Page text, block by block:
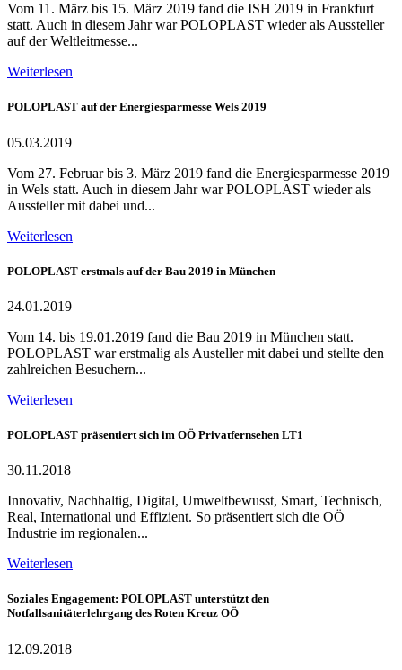
Vom 11. März bis 15. März 2019 fand die ISH 2019 in Frankfurt
statt. Auch in diesem Jahr war POLOPLAST wieder als Aussteller
auf der Weltleitmesse...
Weiterlesen
POLOPLAST auf der Energiesparmesse Wels 2019
05.03.2019
Vom 27. Februar bis 3. März 2019 fand die Energiesparmesse 2019
in Wels statt. Auch in diesem Jahr war POLOPLAST wieder als
Aussteller mit dabei und...
Weiterlesen
POLOPLAST erstmals auf der Bau 2019 in München
24.01.2019
Vom 14. bis 19.01.2019 fand die Bau 2019 in München statt.
POLOPLAST war erstmalig als Austeller mit dabei und stellte den
zahlreichen Besuchern...
Weiterlesen
POLOPLAST präsentiert sich im OÖ Privatfernsehen LT1
30.11.2018
Innovativ, Nachhaltig, Digital, Umweltbewusst, Smart, Technisch,
Real, International und Effizient. So präsentiert sich die OÖ
Industrie im regionalen...
Weiterlesen
Soziales Engagement: POLOPLAST unterstützt den
Notfallsanitäterlehrgang des Roten Kreuz OÖ
12.09.2018